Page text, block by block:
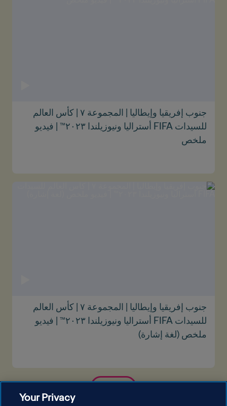
جنوب إفريقيا وإيطاليا | المجموعة ٧ | كأس العالم
للسيدات FIFA أستراليا ونيوزيلندا ٢٠٢٣™ | فيديو
ملخص
جنوب إفريقيا وإيطاليا | المجموعة ٧ | كأس العالم
للسيدات FIFA أستراليا ونيوزيلندا ٢٠٢٣™ | فيديو
ملخص (لغة إشارة)
Your Privacy